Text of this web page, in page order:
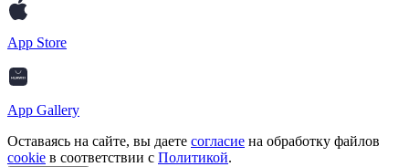
App Store
App Gallery
Оставаясь на сайте, вы даете согласие на обработку файлов
cookie в соответствии с Политикой.